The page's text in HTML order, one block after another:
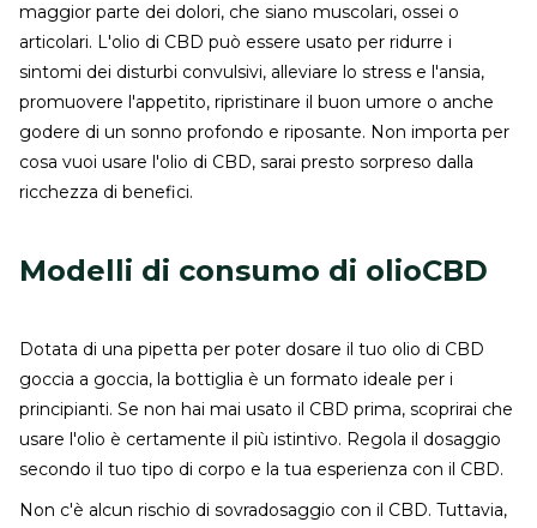
maggior parte dei dolori, che siano muscolari, ossei o
articolari. L'olio di CBD può essere usato per ridurre i
sintomi dei disturbi convulsivi, alleviare lo stress e l'ansia,
promuovere l'appetito, ripristinare il buon umore o anche
godere di un sonno profondo e riposante. Non importa per
cosa vuoi usare l'olio di CBD, sarai presto sorpreso dalla
ricchezza di benefici.
Modelli di consumo di olioCBD
Dotata di una pipetta per poter dosare il tuo olio di CBD
goccia a goccia, la bottiglia è un formato ideale per i
principianti. Se non hai mai usato il CBD prima, scoprirai che
usare l'olio è certamente il più istintivo. Regola il dosaggio
secondo il tuo tipo di corpo e la tua esperienza con il CBD.
Non c'è alcun rischio di sovradosaggio con il CBD. Tuttavia,